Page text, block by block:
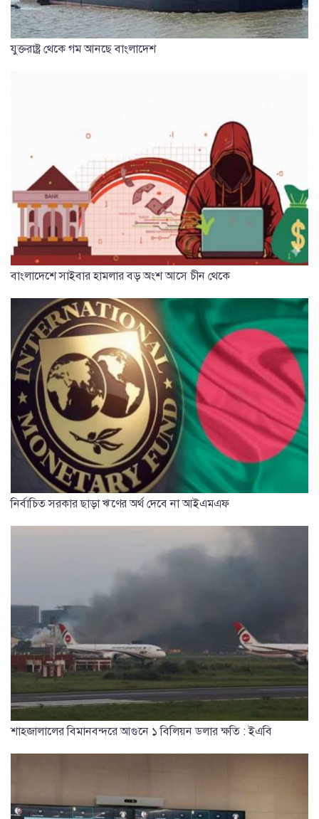
যুক্তরাষ্ট্র থেকে গম আনছে বাংলাদেশ
বাংলাদেশে সাইবার হামলার বড় অংশ আসে চীন থেকে
নির্বাচিত সরকার ছাড়া ঋণের অর্থ দেবে না আইএমএফ
শাহজালালের বিমানবন্দরে আগুনে ১ বিলিয়ন ডলার ক্ষতি : ইএবি